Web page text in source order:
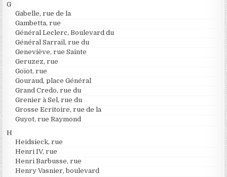
G
Gabelle, rue de la
Gambetta, rue
Général Leclerc, Boulevard du
Général Sarrail, rue du
Geneviève, rue Sainte
Geruzez, rue
Goïot, rue
Gouraud, place Général
Grand Credo, rue du
Grenier à Sel, rue du
Grosse Ecritoire, rue de la
Guyot, rue Raymond
H
Heidsieck, rue
Henri IV, rue
Henri Barbusse, rue
Henry Vasnier, boulevard